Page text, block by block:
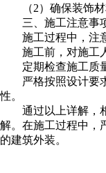
（2）确保装饰材
三、施工注意事
施工过程中，注意
施工前，对施工人
定期检查施工质量
严格按照设计要求
性。
通过以上详解，相
解。在施工过程中，
的建筑外装。